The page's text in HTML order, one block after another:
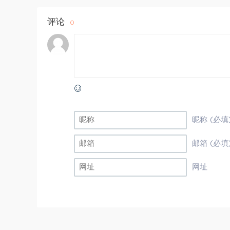
评论 0
昵称 (必填
邮箱 (必填
网址